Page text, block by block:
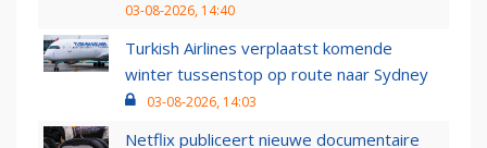
03-08-2026, 14:40
Turkish Airlines verplaatst komende
winter tussenstop op route naar Sydney
03-08-2026, 14:03
Netflix publiceert nieuwe documentaire